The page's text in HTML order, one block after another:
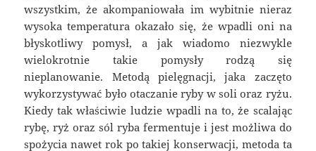
wszystkim, że akompaniowała im wybitnie nieraz
wysoka temperatura okazało się, że wpadli oni na
błyskotliwy pomysł, a jak wiadomo niezwykle
wielokrotnie takie pomysły rodzą się
nieplanowanie. Metodą pielęgnacji, jaka zaczęto
wykorzystywać było otaczanie ryby w soli oraz ryżu.
Kiedy tak właściwie ludzie wpadli na to, że scalając
rybę, ryż oraz sól ryba fermentuje i jest możliwa do
spożycia nawet rok po takiej konserwacji, metoda ta